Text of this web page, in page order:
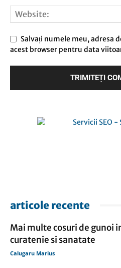
Salvați numele meu, adresa
acest browser pentru data
articole recente
Mai multe cosuri de gunoi
curatenie si sanatate
Calugaru Marius